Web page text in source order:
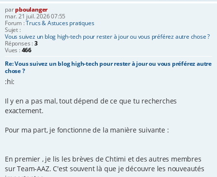
parpboulanger
mar. 21 juil. 2026 07:55
Forum :Trucs & Astuces pratiques
Sujet :
Vous suivez un blog high-tech pour rester à jour ou vous préférez autre chose ?
Réponses :3
Vues :466
Re: Vous suivez un blog high-tech pour rester à jour ou vous préférez autre
chose ?
:hi:
Il y en a pas mal, tout dépend de ce que tu recherches
exactement.
Pour ma part, je fonctionne de la manière suivante :
En premier , je lis les brèves de Chtimi et des autres membres
sur Team-AAZ. C'est souvent là que je découvre les nouveautés